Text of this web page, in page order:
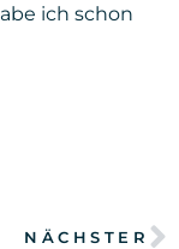
ich schon
NÄCHSTER